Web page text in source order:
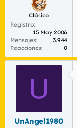
Clásico
Registro
15 May 2006
Mensajes
3.944
Reacciones
0
U
UnAngel1980